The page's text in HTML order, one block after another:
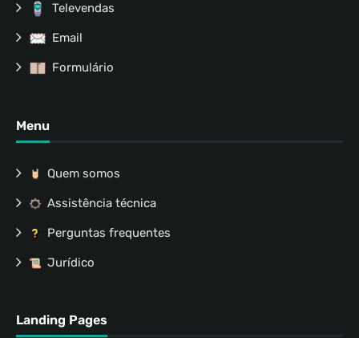
Televendas
Email
Formulário
Menu
Quem somos
Assistência técnica
Perguntas frequentes
Jurídico
Landing Pages